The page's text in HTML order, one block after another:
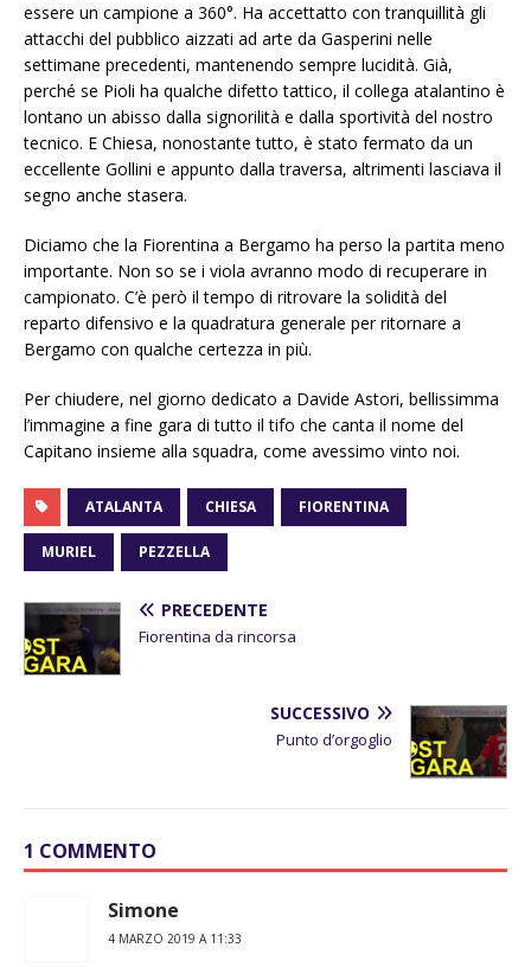
essere un campione a 360°. Ha accettatto con tranquillità gli
attacchi del pubblico aizzati ad arte da Gasperini nelle
settimane precedenti, mantenendo sempre lucidità. Già,
perché se Pioli ha qualche difetto tattico, il collega atalantino è
lontano un abisso dalla signorilità e dalla sportività del nostro
tecnico. E Chiesa, nonostante tutto, è stato fermato da un
eccellente Gollini e appunto dalla traversa, altrimenti lasciava il
segno anche stasera.
Diciamo che la Fiorentina a Bergamo ha perso la partita meno
importante. Non so se i viola avranno modo di recuperare in
campionato. C’è però il tempo di ritrovare la solidità del
reparto difensivo e la quadratura generale per ritornare a
Bergamo con qualche certezza in più.
Per chiudere, nel giorno dedicato a Davide Astori, bellissimma
l’immagine a fine gara di tutto il tifo che canta il nome del
Capitano insieme alla squadra, come avessimo vinto noi.
ATALANTA CHIESA FIORENTINA
MURIEL PEZZELLA
PRECEDENTE
Fiorentina da rincorsa
SUCCESSIVO
Punto d’orgoglio
1 COMMENTO
Simone
4 MARZO 2019 A 11:33